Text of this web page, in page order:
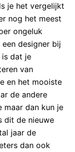
je het vergelijkt
nog het meest
ongeluk
designer bij
is dat je
van
en het mooiste
de andere
maar dan kun je
dit de nieuwe
jaar de
dan ook